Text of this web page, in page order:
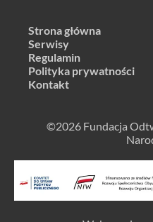
Strona główna
Serwisy
Regulamin
Polityka prywatności
Kontakt
©2026 Fundacja